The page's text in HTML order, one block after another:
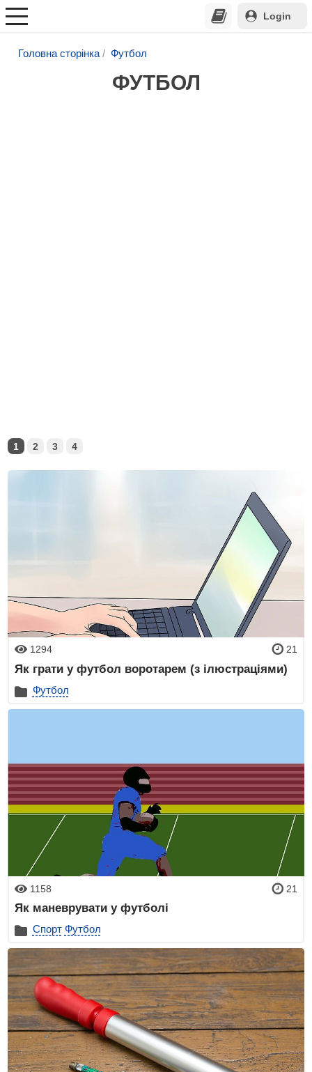
Login
Головна сторінка Футбол
ФУТБОЛ
1 2 3 4
1294 21
Як грати у футбол воротарем (з ілюстраціями)
Футбол
1158 21
Як маневрувати у футболі
Спорт Футбол